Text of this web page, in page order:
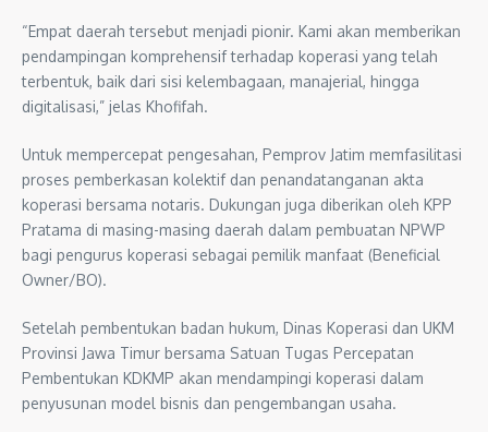
“Empat daerah tersebut menjadi pionir. Kami akan memberikan
pendampingan komprehensif terhadap koperasi yang telah
terbentuk, baik dari sisi kelembagaan, manajerial, hingga
digitalisasi,” jelas Khofifah.
Untuk mempercepat pengesahan, Pemprov Jatim memfasilitasi
proses pemberkasan kolektif dan penandatanganan akta
koperasi bersama notaris. Dukungan juga diberikan oleh KPP
Pratama di masing-masing daerah dalam pembuatan NPWP
bagi pengurus koperasi sebagai pemilik manfaat (Beneficial
Owner/BO).
Setelah pembentukan badan hukum, Dinas Koperasi dan UKM
Provinsi Jawa Timur bersama Satuan Tugas Percepatan
Pembentukan KDKMP akan mendampingi koperasi dalam
penyusunan model bisnis dan pengembangan usaha.